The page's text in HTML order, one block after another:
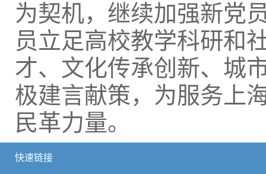
为契机，继续加强新党
员立足高校教学科研和
才、文化传承创新、城
极建言献策，为服务上
民革力量。
快速链接